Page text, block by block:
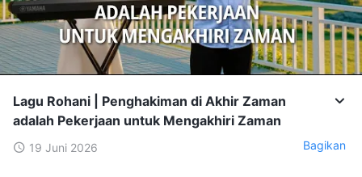
Lagu Rohani | Penghakiman di Akhir Zaman
adalah Pekerjaan untuk Mengakhiri Zaman
19 Juni 2026 Bagikan